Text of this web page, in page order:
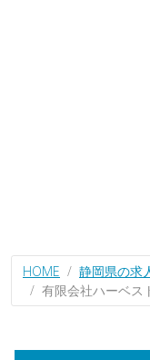
HOME 静岡県の求
有限会社ハーベス